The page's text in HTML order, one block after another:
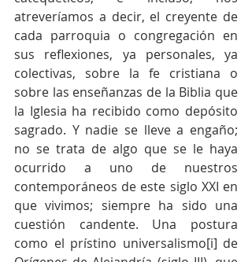
atreveríamos a decir, el creyente de
cada parroquia o congregación en
sus reflexiones, ya personales, ya
colectivas, sobre la fe cristiana o
sobre las enseñanzas de la Biblia que
la Iglesia ha recibido como depósito
sagrado. Y nadie se lleve a engaño;
no se trata de algo que se le haya
ocurrido a uno de nuestros
contemporáneos de este siglo XXI en
que vivimos; siempre ha sido una
cuestión candente. Una postura
como el prístino universalismo[i] de